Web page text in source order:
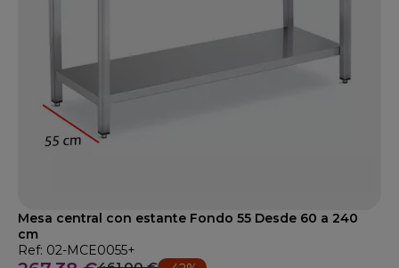
Mesa central con estante Fondo 55 Desde 60 a 240
cm
Ref: 02-MCE0055+